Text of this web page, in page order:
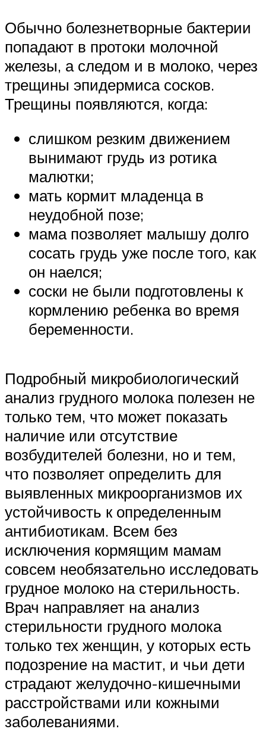
Обычно болезнетворные бактерии
попадают в протоки молочной
железы, а следом и в молоко, через
трещины эпидермиса сосков.
Трещины появляются, когда:
слишком резким движением
вынимают грудь из ротика
малютки;
мать кормит младенца в
неудобной позе;
мама позволяет малышу долго
сосать грудь уже после того, как
он наелся;
соски не были подготовлены к
кормлению ребенка во время
беременности.
Подробный микробиологический
анализ грудного молока полезен не
только тем, что может показать
наличие или отсутствие
возбудителей болезни, но и тем,
что позволяет определить для
выявленных микроорганизмов их
устойчивость к определенным
антибиотикам. Всем без
исключения кормящим мамам
совсем необязательно исследовать
грудное молоко на стерильность.
Врач направляет на анализ
стерильности грудного молока
только тех женщин, у которых есть
подозрение на мастит, и чьи дети
страдают желудочно-кишечными
расстройствами или кожными
заболеваниями.